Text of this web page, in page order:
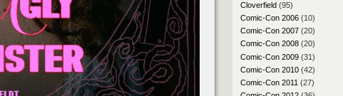
Cloverfield(95)
Comic-Con 2006(10)
Comic-Con 2007(20)
Comic-Con 2008(20)
Comic-Con 2009(31)
Comic-Con 2010(42)
Comic-Con 2011 (27)